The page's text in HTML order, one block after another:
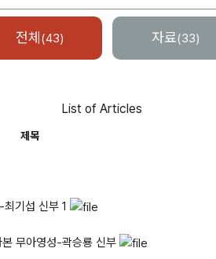
전체 (43) 자료(33)
List of Articles
제목
최기섭 신부 1
무아영성-곽승룡 신부